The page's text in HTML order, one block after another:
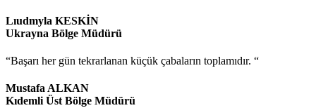
Lıudmyla KESKİN
Ukrayna Bölge Müdürü
“Başarı her gün tekrarlanan küçük çabaların toplamıdır. “
Mustafa ALKAN
Kıdemli Üst Bölge Müdürü